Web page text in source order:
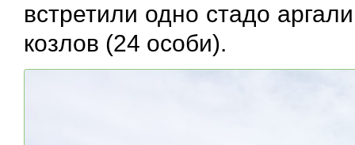
встретили одно стадо
козлов (24 особи).